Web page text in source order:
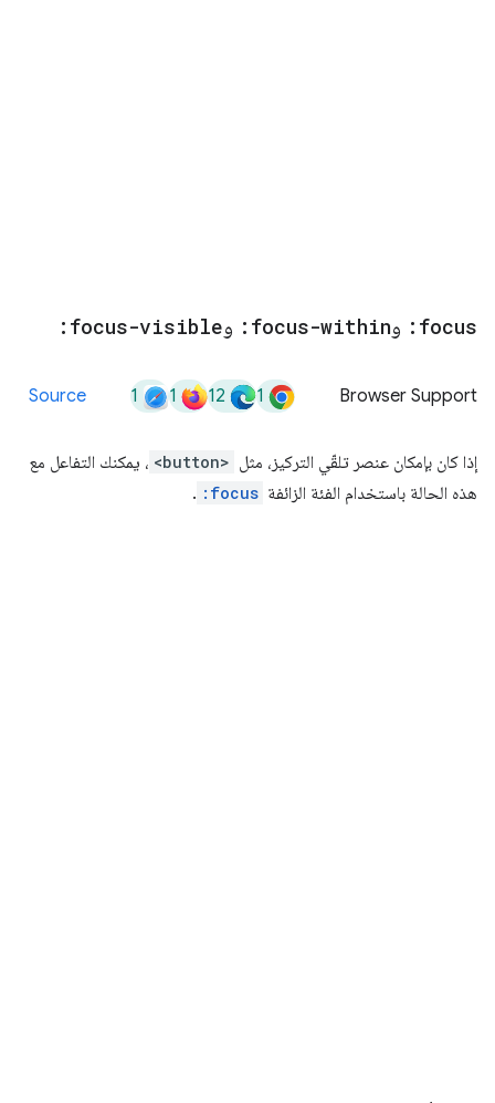
:focus و:focus-within و:focus-visible
Browser Support
1
12
1
1
Source
إذا كان بإمكان عنصر تلقّي التركيز، مثل <button> ، يمكنك التفاعل مع
هذه الحالة باستخدام الفئة الزائفة :focus
.